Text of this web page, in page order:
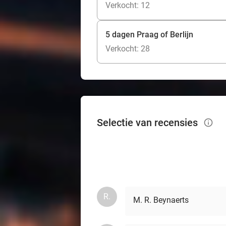
Verkocht: 12
5 dagen Praag of Berlijn
Verkocht: 28
Selectie van recensies info_outlined
R. M. R. Beynaerts